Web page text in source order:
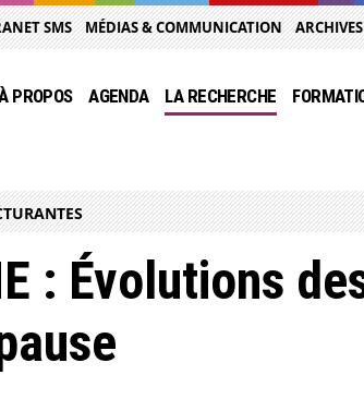
SMS MÉDIAS & COMMUNICATION ARCHIVES
PROPOS AGENDA LA RECHERCHE
: Évolutions